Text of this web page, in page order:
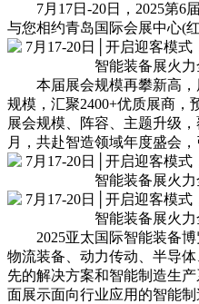
7月17日-20日，2025第6
与您相约青岛国际会展中心(红
本届展会规模再攀新高，
规模，汇聚2400+优质展商，
展会规模、阵容、主题升级
月，共赴智造领域年度盛会，
2025亚太国际智能装备博
物流装备、动力传动、半导
先的解决方案和智能制造生
面展示面向行业应用的智能